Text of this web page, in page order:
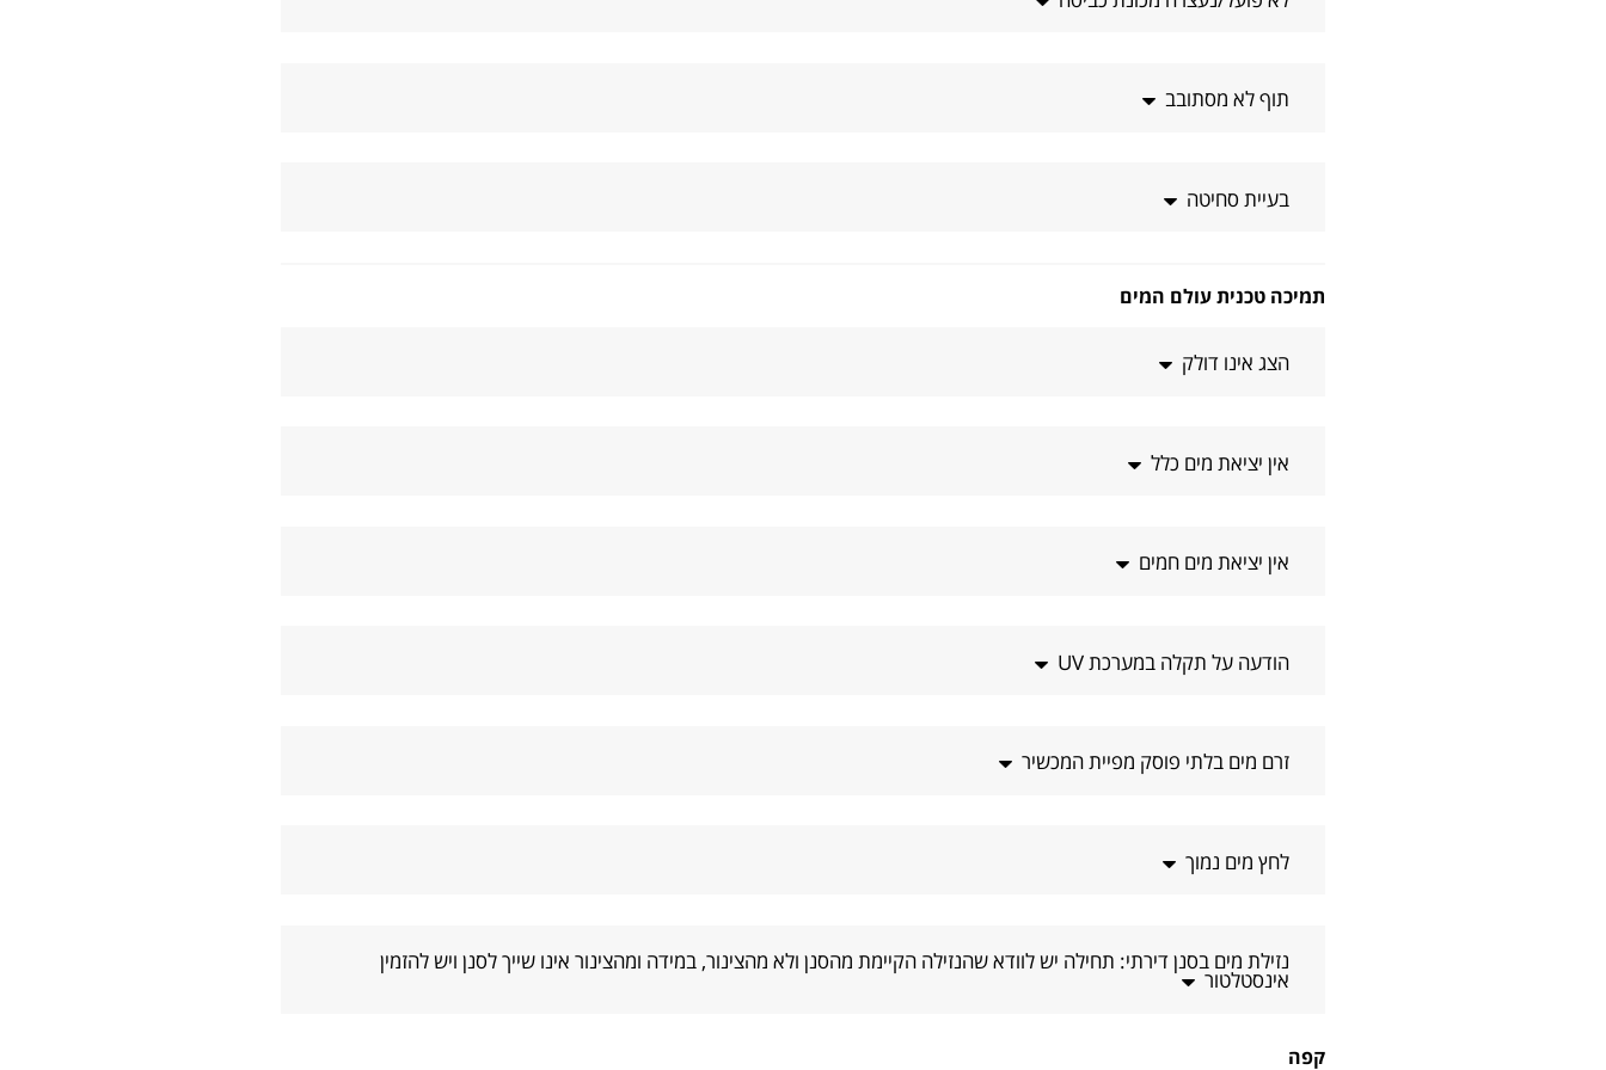
תוף לא מסתובב
בעיית סחיטה
תמיכה טכנית עולם המים
הצג אינו דולק
אין יציאת מים כלל
אין יציאת מים חמים
הודעה על תקלה במערכת UV
זרם מים בלתי פוסק מפיית המכשיר
לחץ מים נמוך
נזילת מים בסנן דירתי: תחילה יש לוודא שהנזילה הקיימת מהסנן ולא מהצינור, במידה ומהצינור אינו שייך לסנן ויש להזמין
אינסטלטור
קפה